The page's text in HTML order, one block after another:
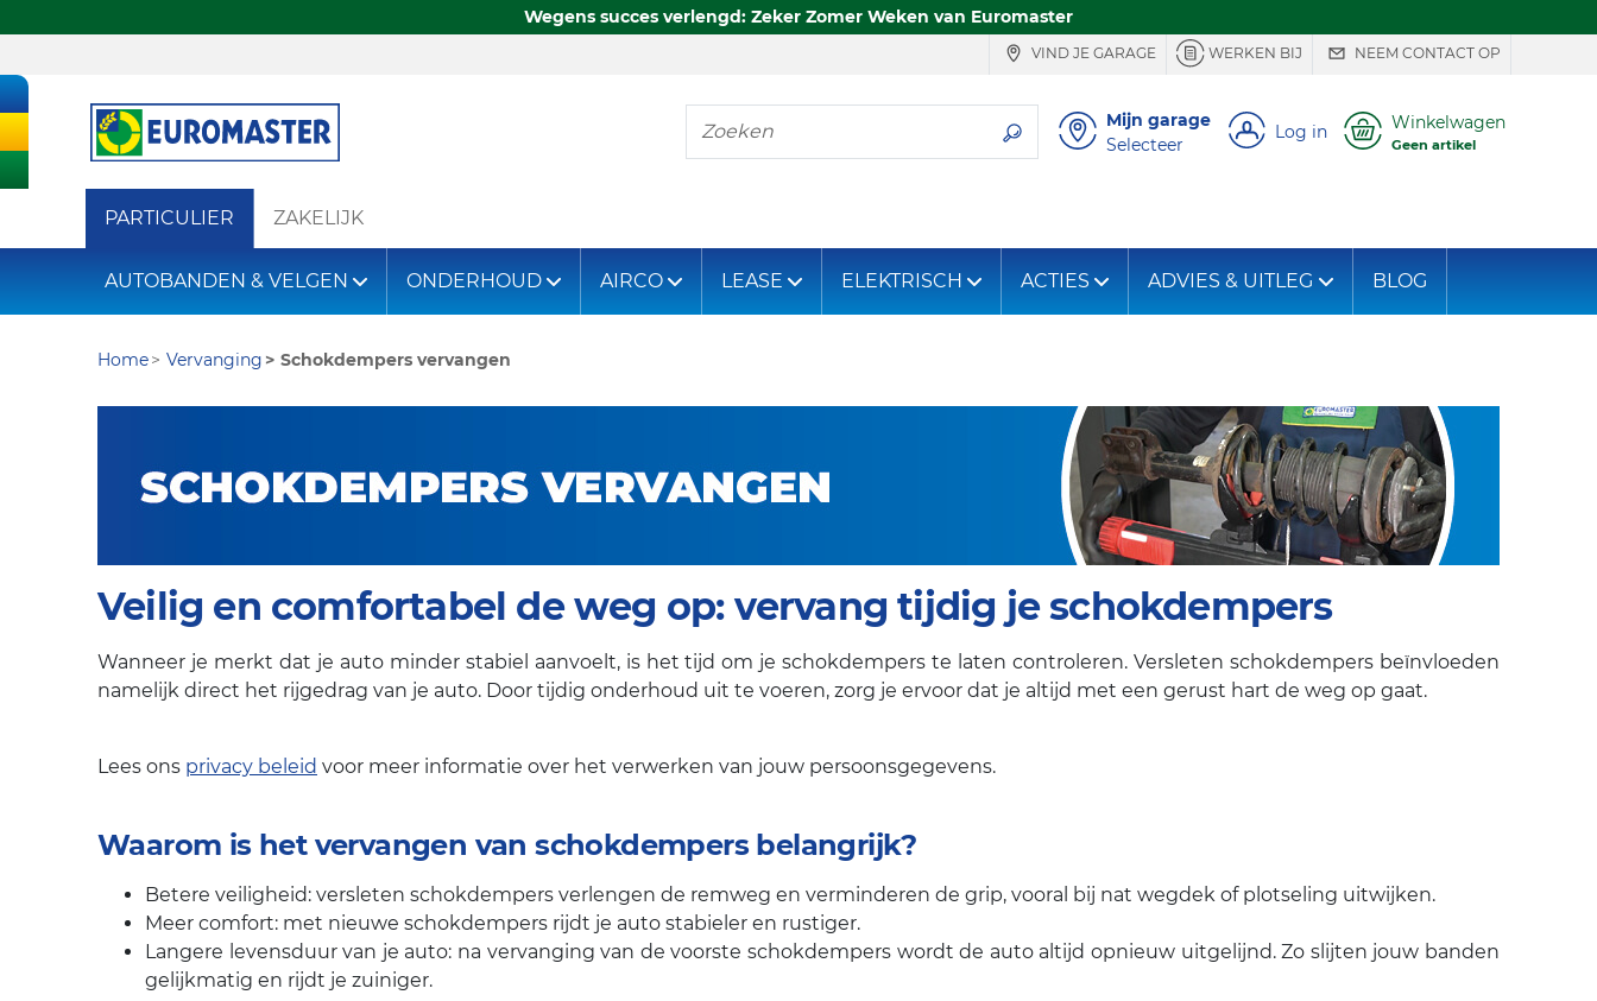
Wegens succes verlengd: Zeker Zomer Weken van Euromaster
VIND JE GARAGE WERKEN BIJ NEEM CONTACT OP
Zoeken
Mijn garage
Selecteer
Log in Winkelwagen
Geen artikel
PARTICULIER ZAKELIJK
AUTOBANDEN & VELGEN ONDERHOUD AIRCO LEASE ELEKTRISCH ACTIES ADVIES & UITLEG BLOG
Home Vervanging Schokdempers vervangen
Veilig en comfortabel de weg op: vervang tijdig je schokdempers
Wanneer je merkt dat je auto minder stabiel aanvoelt, is het tijd om je schokdempers te laten controleren. Versleten schokdempers beïnvloeden
namelijk direct het rijgedrag van je auto. Door tijdig onderhoud uit te voeren, zorg je ervoor dat je altijd met een gerust hart de weg op gaat.
Lees ons privacy beleid voor meer informatie over het verwerken van jouw persoonsgegevens.
Waarom is het vervangen van schokdempers belangrijk?
Betere veiligheid: versleten schokdempers verlengen de remweg en verminderen de grip, vooral bij nat wegdek of plotseling uitwijken.
Meer comfort: met nieuwe schokdempers rijdt je auto stabieler en rustiger.
Langere levensduur van je auto: na vervanging van de voorste schokdempers wordt de auto altijd opnieuw uitgelijnd. Zo slijten jouw banden
gelijkmatig en rijdt je zuiniger.